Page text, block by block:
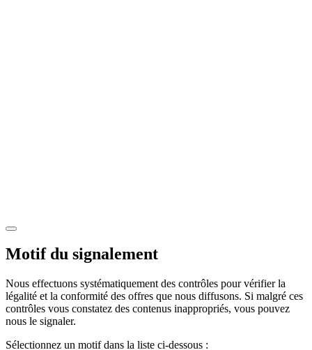
Motif du signalement
Nous effectuons systématiquement des contrôles pour vérifier la
légalité et la conformité des offres que nous diffusons. Si malgré ces
contrôles vous constatez des contenus inappropriés, vous pouvez
nous le signaler.
Sélectionnez un motif dans la liste ci-dessous :